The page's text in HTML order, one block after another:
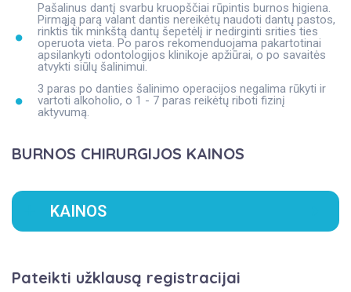
Pašalinus dantį svarbu kruopščiai rūpintis burnos higiena.
Pirmąją parą valant dantis nereikėtų naudoti dantų pastos,
rinktis tik minkštą dantų šepetėlį ir nedirginti srities ties
operuota vieta. Po paros rekomenduojama pakartotinai
apsilankyti odontologijos klinikoje apžiūrai, o po savaitės
atvykti siūlų šalinimui.
3 paras po danties šalinimo operacijos negalima rūkyti ir
vartoti alkoholio, o 1 - 7 paras reikėtų riboti fizinį
aktyvumą.
BURNOS CHIRURGIJOS KAINOS
KAINOS
Pateikti užklausą registracijai